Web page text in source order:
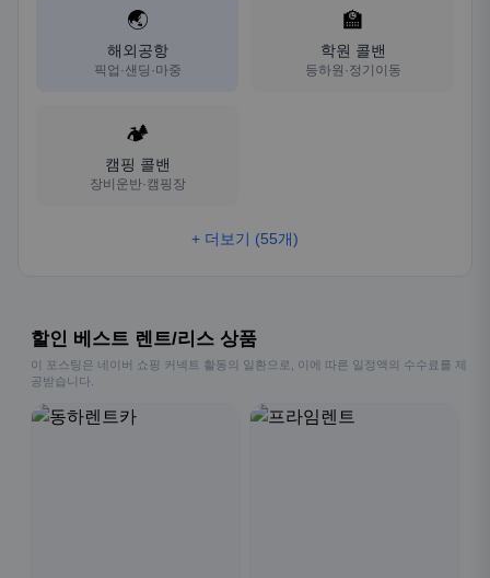
🌏
해외공항
픽업·샌딩·마중
🏫
학원 콜밴
등하원·정기이동
🏕️
캠핑 콜밴
장비운반·캠핑장
+ 더보기 (55개)
할인 베스트 렌트/리스 상품
이 포스팅은 네이버 쇼핑 커넥트 활동의 일환으로, 이에 따른 일정액의 수수료를 제
공받습니다.